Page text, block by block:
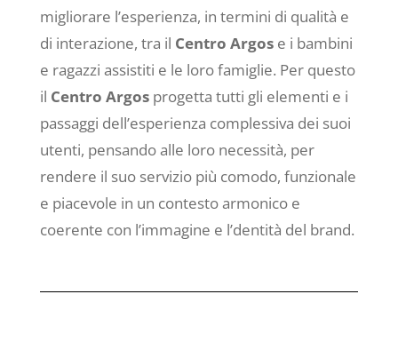
migliorare l’esperienza, in termini di qualità e
di interazione, tra il Centro Argose i bambini
e ragazzi assistiti e le loro famiglie. Per questo
il Centro Argosprogetta tutti gli elementi e i
passaggi dell’esperienza complessiva dei suoi
utenti, pensando alle loro necessità, per
rendere il suo servizio più comodo, funzionale
e piacevole in un contesto armonico e
coerente con l’immagine e l’dentità del brand.